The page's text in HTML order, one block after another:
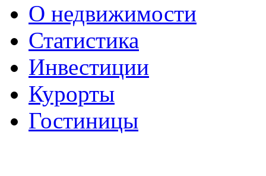
О недвижимости
Статистика
Инвестиции
Курорты
Гостиницы